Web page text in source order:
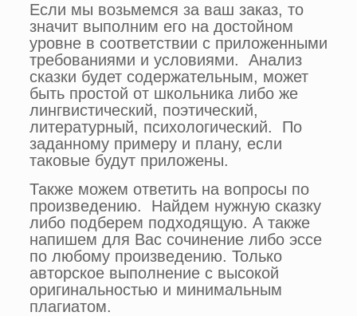
Если мы возьмемся за ваш заказ, то
значит выполним его на достойном
уровне в соответствии с приложенными
требованиями и условиями. Анализ
сказки будет содержательным, может
быть простой от школьника либо же
лингвистический, поэтический,
литературный, психологический. По
заданному примеру и плану, если
таковые будут приложены.
Также можем ответить на вопросы по
произведению. Найдем нужную сказку
либо подберем подходящую. А также
напишем для Вас сочинение либо эссе
по любому произведению. Только
авторское выполнение с высокой
оригинальностью и минимальным
плагиатом.